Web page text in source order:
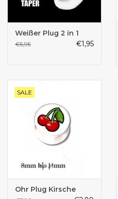
Weißer Plug 2 in 1
€5,95 €1,95
SALE
Ohr Plug Kirsche